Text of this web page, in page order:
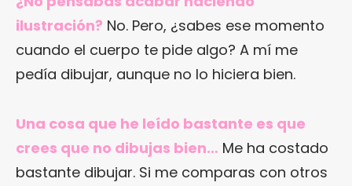
ilustración? No. Pero, ¿sabes ese momento
cuando el cuerpo te pide algo? A mí me
pedía dibujar, aunque no lo hiciera bien.
Una cosa que he leído bastante es que
crees que no dibujas bien… Me ha costado
bastante dibujar. Si me comparas con otros